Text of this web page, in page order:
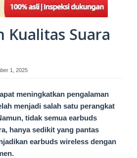
Kualitas Suara
1, 2025
meningkatkan pengalaman
menjadi salah satu perangkat
tidak semua earbuds
hanya sedikit yang pantas
earbuds wireless dengan